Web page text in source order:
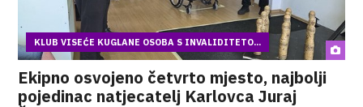
KLUB VISEĆE KUGLANE OSOBA S INVALIDITETO...
Ekipno osvojeno četvrto mjesto, najbolji
pojedinac natjecatelj Karlovca Juraj